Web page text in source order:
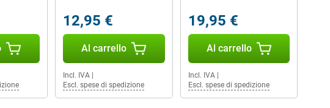
12,95 €
Al carrello
Incl. IVA|
Escl. spese di spedizione
19,95 €
Al carrello
Incl. IVA|
Escl. spese di spedizione